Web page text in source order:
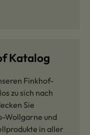
Katalog
Finkhof-
zu sich nach
Sie
Wollgarne und
in aller